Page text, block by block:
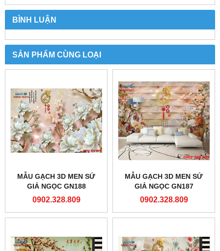
BÌNH LUẬN
SẢN PHẨM CÙNG LOẠI
MẪU GẠCH 3D MEN SỨ
GIẢ NGỌC GN188
0902.328.809
MẪU GẠCH 3D MEN SỨ
GIẢ NGỌC GN187
0902.328.809